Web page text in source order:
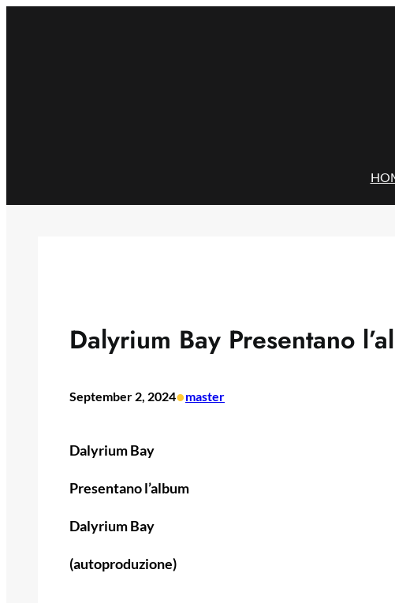
Dalyrium Bay Presentano
September 2, 2024•master
Dalyrium Bay
Presentano l’album
Dalyrium Bay
(autoproduzione)